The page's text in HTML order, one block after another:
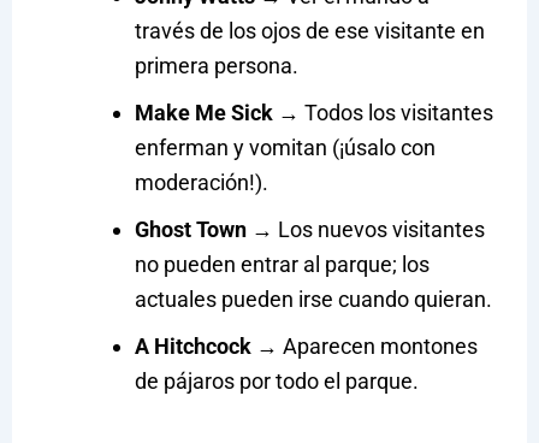
través de los ojos de ese visitante en
primera persona.
Make Me Sick→ Todos los visitantes
enferman y vomitan (¡úsalo con
moderación!).
Ghost Town→ Los nuevos visitantes
no pueden entrar al parque; los
actuales pueden irse cuando quieran.
A Hitchcock→ Aparecen montones
de pájaros por todo el parque.